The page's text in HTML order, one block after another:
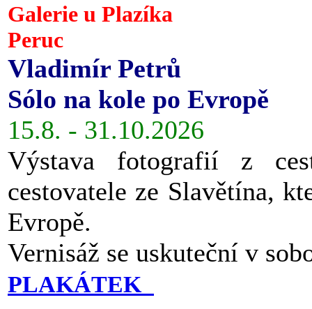
Galerie u Plazíka
Peruc
Vladimír Petrů
Sólo na kole po Evropě
15.8. - 31.10.2026
Výstava fotografií z
cestovatele ze Slavětína,
Evropě.
Vernisáž se uskuteční v
PLAKÁTEK